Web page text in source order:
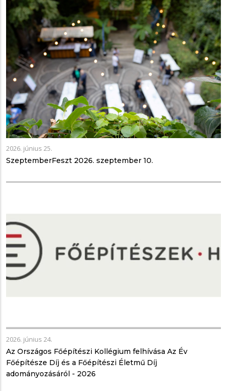
2026. június 25.
SzeptemberFeszt 2026. szeptember 10.
2026. június 24.
Az Országos Főépítészi Kollégium felhívása Az Év
Főépítésze Díj és a Főépítészi Életmű Díj
adományozásáról - 2026